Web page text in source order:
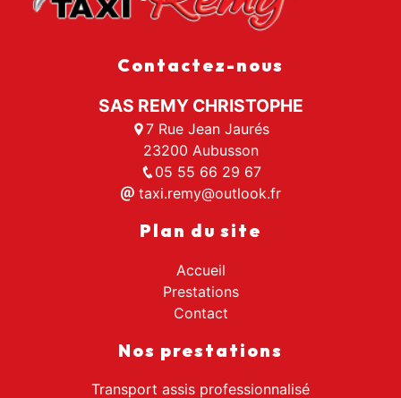
Contactez-nous
SAS REMY CHRISTOPHE
7 Rue Jean Jaurés
23200 Aubusson
05 55 66 29 67
taxi.remy@outlook.fr
Plan du site
Accueil
Prestations
Contact
Nos prestations
Transport assis professionnalisé